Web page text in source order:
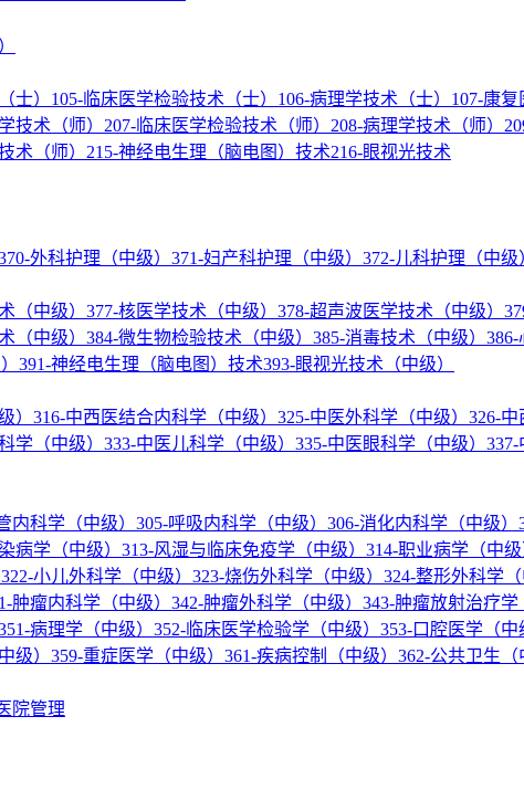
士） 105-临床医学检验技术（士） 106-病理学技术（士） 107-康复
技术（师） 207-临床医学检验技术（师） 208-病理学技术（师）
术（师） 215-神经电生理（脑电图）技术216-眼视光技术
外科护理（中级） 371-妇产科护理（中级） 372-儿科护理（中级
（中级） 377-核医学技术（中级） 378-超声波医学技术（中级）
（中级） 384-微生物检验技术（中级） 385-消毒技术（中级） 386-
391-神经电生理（脑电图）技术393-眼视光技术（中级）
） 316-中西医结合内科学（中级） 325-中医外科学（中级） 326-中
学（中级） 333-中医儿科学（中级） 335-中医眼科学（中级） 337-
内科学（中级） 305-呼吸内科学（中级） 306-消化内科学（中级）
病学（中级） 313-风湿与临床免疫学（中级） 314-职业病学（中级
322-小儿外科学（中级） 323-烧伤外科学（中级） 324-整形外科学（
肿瘤内科学（中级） 342-肿瘤外科学（中级） 343-肿瘤放射治疗学
病理学（中级） 352-临床医学检验学（中级） 353-口腔医学（中
级） 359-重症医学（中级） 361-疾病控制（中级） 362-公共卫生（
院管理